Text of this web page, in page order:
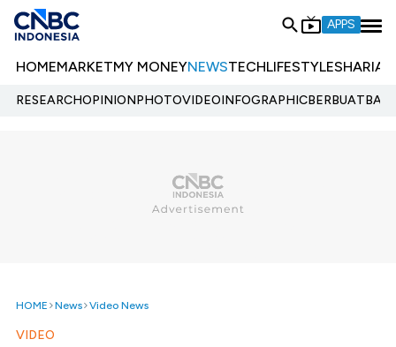
APPS
HOMEMARKETMY MONEYNEWSTECHLIFESTYLESHARIA
RESEARCHOPINIONPHOTOVIDEOINFOGRAPHIC
HOME News Video News
VIDEO